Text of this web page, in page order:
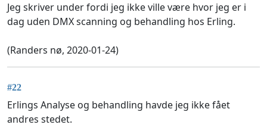
Jeg skriver under fordi jeg ikke ville være hvor jeg er i
dag uden DMX scanning og behandling hos Erling.
(Randers nø, 2020-01-24)
#22
Erlings Analyse og behandling havde jeg ikke fået
andres stedet.